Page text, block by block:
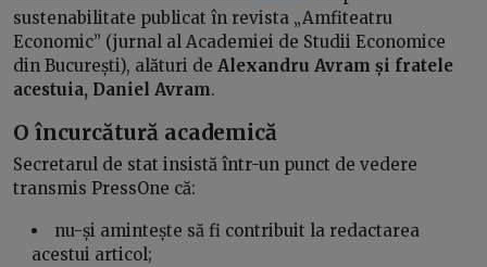
sustenabilitate publicat în revista „Amfiteatru
Economic” (jurnal al Academiei de Studii Economice
din București), alături de Alexandru Avram și fratele
acestuia, Daniel Avram.
O încurcătură academică
Secretarul de stat insistă într-un punct de vedere
transmis PressOne că:
nu-și amintește să fi contribuit la redactarea
acestui articol;